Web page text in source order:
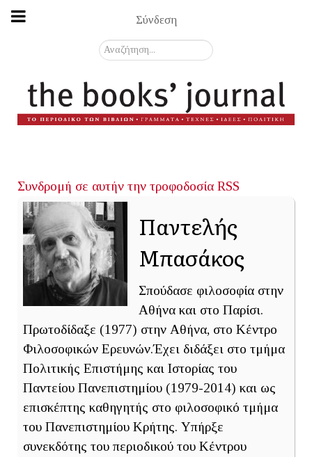
Σύνδεση
Αναζήτηση...
Συνδρομή σε αυτήν την τροφοδοσία RSS
Παντελής
Μπασάκος
Σπούδασε φιλοσοφία στην
Αθήνα και στο Παρίσι.
Πρωτοδίδαξε (1977) στην Αθήνα, στο Κέντρο
Φιλοσοφικών Ερευνών.Έχει διδάξει στο τμήμα
Πολιτικής Επιστήμης και Ιστορίας του
Παντείου Πανεπιστημίου (1979-2014) και ως
επισκέπτης καθηγητής στο φιλοσοφικό τμήμα
του Πανεπιστημίου Κρήτης. Υπήρξε
συνεκδότης του περιοδικού του Κέντρου